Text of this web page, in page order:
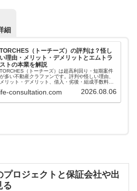
細
TORCHES（トーチーズ）の評判は？怪し
い理由・メリット・デメリットとエムトラ
ストの本業を解説
TORCHES（トーチーズ）は超高利回り・短期案件
が多い不動産クラファンです。評判や怪しい理由、
メリット・デメリット、借入・劣後・組成手数料の
線で解説します。
consultation.com 2026.08.06
プロジェクトと保証会社や出
る